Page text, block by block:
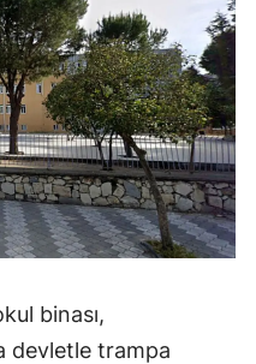
binası,
devletle trampa